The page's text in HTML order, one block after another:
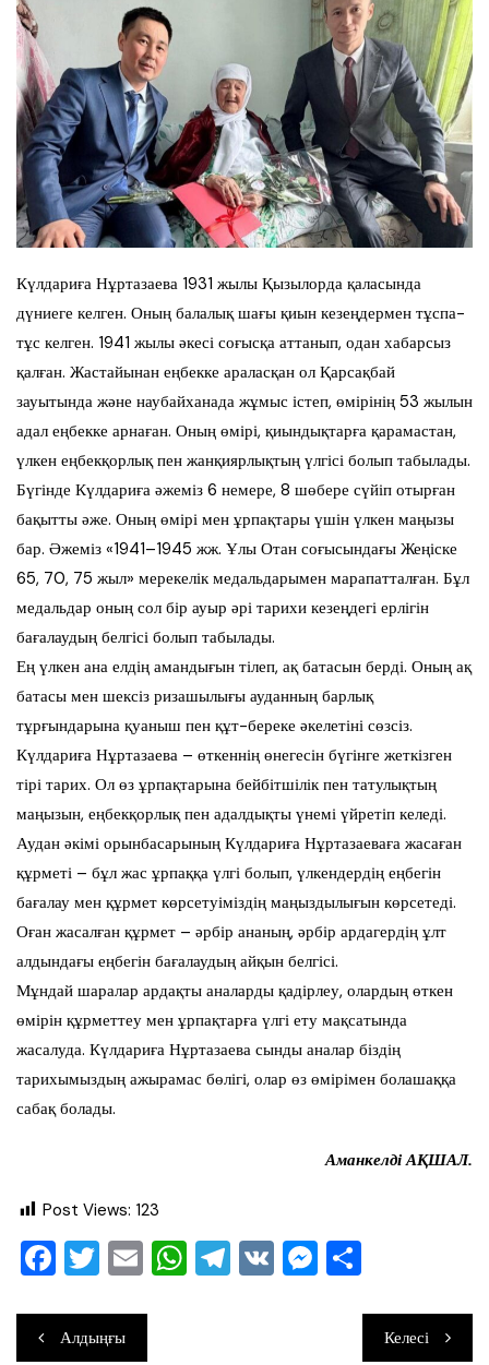
Күлдариға Нұртазаева 1931 жылы Қызылорда қаласында
дүниеге келген. Оның балалық шағы қиын кезеңдермен тұспа-
тұс келген. 1941 жылы әкесі соғысқа аттанып, одан хабарсыз
қалған. Жастайынан еңбекке араласқан ол Қарсақбай
зауытында және наубайханада жұмыс істеп, өмірінің 53 жылын
адал еңбекке арнаған. Оның өмірі, қиындықтарға қарамастан,
үлкен еңбекқорлық пен жанқиярлықтың үлгісі болып табылады.
Бүгінде Күлдариға әжеміз 6 немере, 8 шөбере сүйіп отырған
бақытты әже. Оның өмірі мен ұрпақтары үшін үлкен маңызы
бар. Әжеміз «1941–1945 жж. Ұлы Отан соғысындағы Жеңіске
65, 70, 75 жыл» мерекелік медальдарымен марапатталған. Бұл
медальдар оның сол бір ауыр әрі тарихи кезеңдегі ерлігін
бағалаудың белгісі болып табылады.
Ең үлкен ана елдің амандығын тілеп, ақ батасын берді. Оның ақ
батасы мен шексіз ризашылығы ауданның барлық
тұрғындарына қуаныш пен құт-береке әкелетіні сөзсіз.
Күлдариға Нұртазаева – өткеннің өнегесін бүгінге жеткізген
тірі тарих. Ол өз ұрпақтарына бейбітшілік пен татулықтың
маңызын, еңбекқорлық пен адалдықты үнемі үйретіп келеді.
Аудан әкімі орынбасарының Күлдариға Нұртазаеваға жасаған
құрметі – бұл жас ұрпаққа үлгі болып, үлкендердің еңбегін
бағалау мен құрмет көрсетуіміздің маңыздылығын көрсетеді.
Оған жасалған құрмет – әрбір ананың, әрбір ардагердің ұлт
алдындағы еңбегін бағалаудың айқын белгісі.
Мұндай шаралар ардақты аналарды қадірлеу, олардың өткен
өмірін құрметтеу мен ұрпақтарға үлгі ету мақсатында
жасалуда. Күлдариға Нұртазаева сынды аналар біздің
тарихымыздың ажырамас бөлігі, олар өз өмірімен болашаққа
сабақ болады.
Аманкелді АҚШАЛ.
Post Views: 123
F
c
T
tt
E
ai
W T V M
ра
Навигация
Алдыңғы Келесі